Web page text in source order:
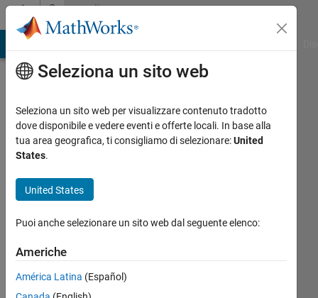
Vai al contenutoCommunity
Profile
assas
dal 2013
Seleziona un sito web
Seleziona un sito web per visualizzare contenuto tradotto
dove disponibile e vedere eventi e offerte locali. In base alla
tua area geografica, ti consigliamo di selezionare:United
States.
United States
Puoi anche selezionare un sito web dal seguente elenco:
Americhe
América Latina (Español)